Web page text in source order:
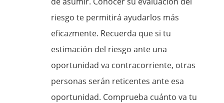
riesgo te permitirá ayudarlos más
eficazmente. Recuerda que si tu
estimación del riesgo ante una
oportunidad va contracorriente, otras
personas serán reticentes ante esa
oportunidad. Comprueba cuánto va tu